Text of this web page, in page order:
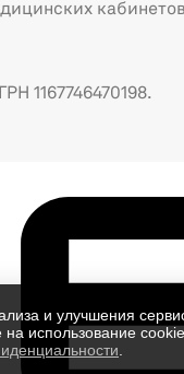
кабинетов
1167746470198.
и улучшения
использование